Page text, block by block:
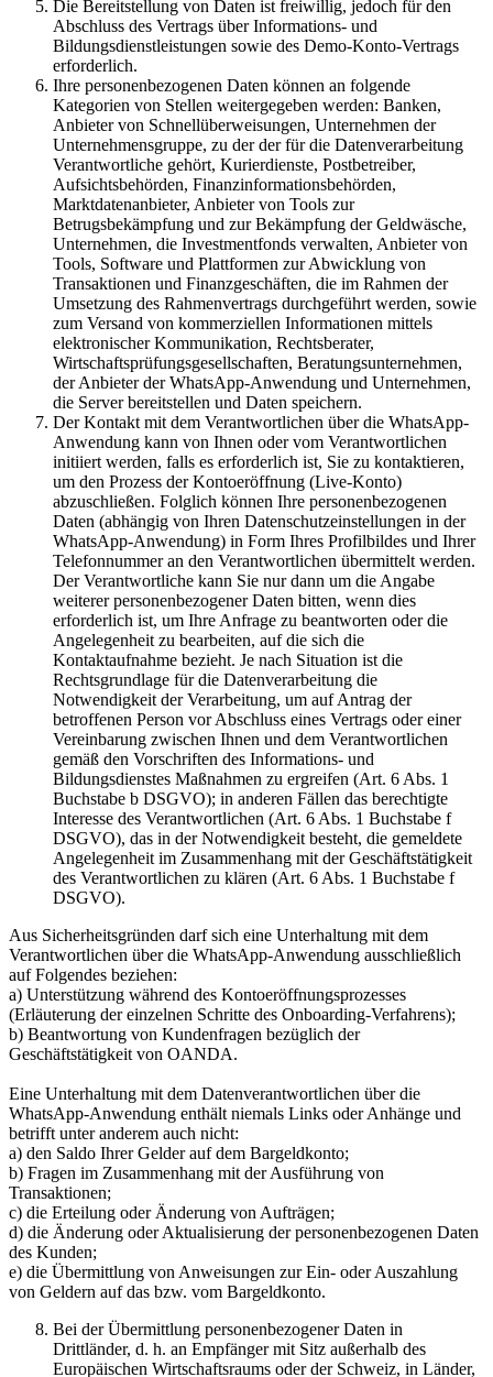
Die Bereitstellung von Daten ist freiwillig, jedoch für den
Abschluss des Vertrags über Informations- und
Bildungsdienstleistungen sowie des Demo-Konto-Vertrags
erforderlich.
Ihre personenbezogenen Daten können an folgende
Kategorien von Stellen weitergegeben werden: Banken,
Anbieter von Schnellüberweisungen, Unternehmen der
Unternehmensgruppe, zu der der für die Datenverarbeitung
Verantwortliche gehört, Kurierdienste, Postbetreiber,
Aufsichtsbehörden, Finanzinformationsbehörden,
Marktdatenanbieter, Anbieter von Tools zur
Betrugsbekämpfung und zur Bekämpfung der Geldwäsche,
Unternehmen, die Investmentfonds verwalten, Anbieter von
Tools, Software und Plattformen zur Abwicklung von
Transaktionen und Finanzgeschäften, die im Rahmen der
Umsetzung des Rahmenvertrags durchgeführt werden, sowie
zum Versand von kommerziellen Informationen mittels
elektronischer Kommunikation, Rechtsberater,
Wirtschaftsprüfungsgesellschaften, Beratungsunternehmen,
der Anbieter der WhatsApp-Anwendung und Unternehmen,
die Server bereitstellen und Daten speichern.
Der Kontakt mit dem Verantwortlichen über die WhatsApp-
Anwendung kann von Ihnen oder vom Verantwortlichen
initiiert werden, falls es erforderlich ist, Sie zu kontaktieren,
um den Prozess der Kontoeröffnung (Live-Konto)
abzuschließen. Folglich können Ihre personenbezogenen
Daten (abhängig von Ihren Datenschutzeinstellungen in der
WhatsApp-Anwendung) in Form Ihres Profilbildes und Ihrer
Telefonnummer an den Verantwortlichen übermittelt werden.
Der Verantwortliche kann Sie nur dann um die Angabe
weiterer personenbezogener Daten bitten, wenn dies
erforderlich ist, um Ihre Anfrage zu beantworten oder die
Angelegenheit zu bearbeiten, auf die sich die
Kontaktaufnahme bezieht. Je nach Situation ist die
Rechtsgrundlage für die Datenverarbeitung die
Notwendigkeit der Verarbeitung, um auf Antrag der
betroffenen Person vor Abschluss eines Vertrags oder einer
Vereinbarung zwischen Ihnen und dem Verantwortlichen
gemäß den Vorschriften des Informations- und
Bildungsdienstes Maßnahmen zu ergreifen (Art. 6 Abs. 1
Buchstabe b DSGVO); in anderen Fällen das berechtigte
Interesse des Verantwortlichen (Art. 6 Abs. 1 Buchstabe f
DSGVO), das in der Notwendigkeit besteht, die gemeldete
Angelegenheit im Zusammenhang mit der Geschäftstätigkeit
des Verantwortlichen zu klären (Art. 6 Abs. 1 Buchstabe f
DSGVO).
Aus Sicherheitsgründen darf sich eine Unterhaltung mit dem
Verantwortlichen über die WhatsApp-Anwendung ausschließlich
auf Folgendes beziehen:
a) Unterstützung während des Kontoeröffnungsprozesses
(Erläuterung der einzelnen Schritte des Onboarding-Verfahrens);
b) Beantwortung von Kundenfragen bezüglich der
Geschäftstätigkeit von OANDA.
Eine Unterhaltung mit dem Datenverantwortlichen über die
WhatsApp-Anwendung enthält niemals Links oder Anhänge und
betrifft unter anderem auch nicht:
a) den Saldo Ihrer Gelder auf dem Bargeldkonto;
b) Fragen im Zusammenhang mit der Ausführung von
Transaktionen;
c) die Erteilung oder Änderung von Aufträgen;
d) die Änderung oder Aktualisierung der personenbezogenen Daten
des Kunden;
e) die Übermittlung von Anweisungen zur Ein- oder Auszahlung
von Geldern auf das bzw. vom Bargeldkonto.
Bei der Übermittlung personenbezogener Daten in
Drittländer, d. h. an Empfänger mit Sitz außerhalb des
Europäischen Wirtschaftsraums oder der Schweiz, in Länder,